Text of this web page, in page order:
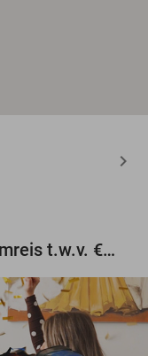
Maak gratis kans op een droomreis t.w.v. €3.000!